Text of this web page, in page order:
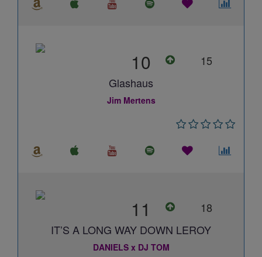
10
15
Glashaus
Jim Mertens
11
18
IT’S A LONG WAY DOWN LEROY
DANIELS x DJ TOM